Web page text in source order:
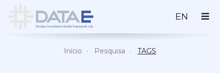
EN
Início Pesquisa TAGS